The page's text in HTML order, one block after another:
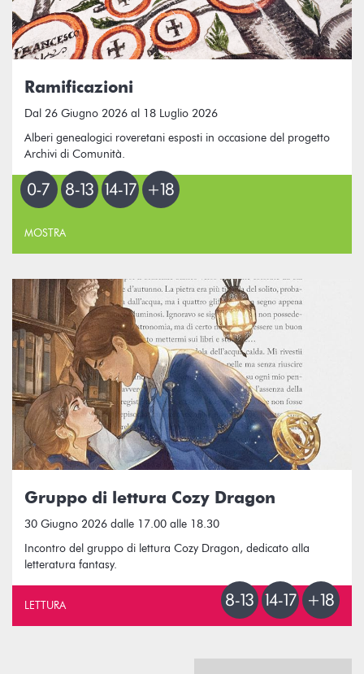
Ramificazioni
Dal 26 Giugno 2026 al 18 Luglio 2026
Alberi genealogici roveretani esposti in occasione del progetto
Archivi di Comunità.
MOSTRA
Gruppo di lettura Cozy Dragon
30 Giugno 2026 dalle 17.00 alle 18.30
Incontro del gruppo di lettura Cozy Dragon, dedicato alla
letteratura fantasy.
LETTURA